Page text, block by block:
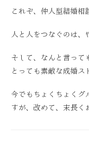
これぞ、仲人型結婚相
人と人をつなぐのは、
そして、なんと言って
とっても素敵な成婚ス
今でもちょくちょくグ
すが、改めて、末長く